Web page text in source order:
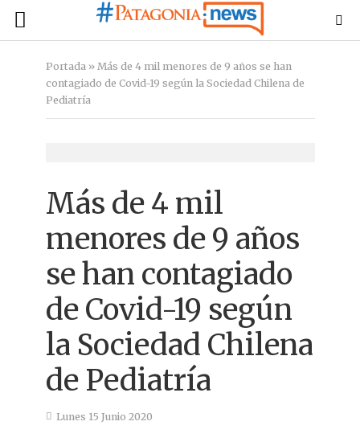
Portada» Más de 4 mil menores de 9 años se han
contagiado de Covid-19 según la Sociedad Chilena de
Pediatría
Más de 4 mil
menores de 9 años
se han contagiado
de Covid-19 según
la Sociedad Chilena
de Pediatría
Lunes 15 Junio 2020